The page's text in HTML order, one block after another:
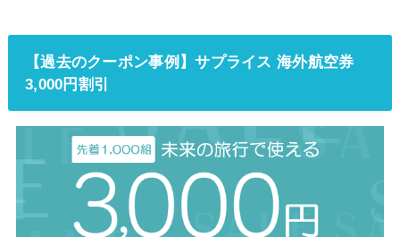
【過去のクーポン事例】サプライス 海外航空券
3,000円割引